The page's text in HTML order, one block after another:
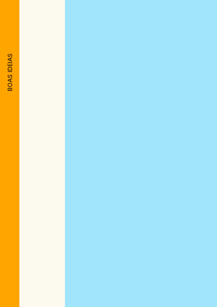
BOAS IDEIAS